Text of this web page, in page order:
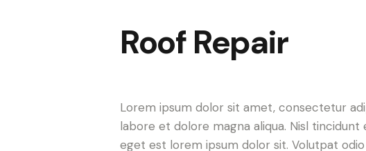
Roof Repair
Lorem ipsum dolor sit amet, consectetur
labore et dolore magna aliqua. Nisl
eget est lorem ipsum dolor sit. Volutpat